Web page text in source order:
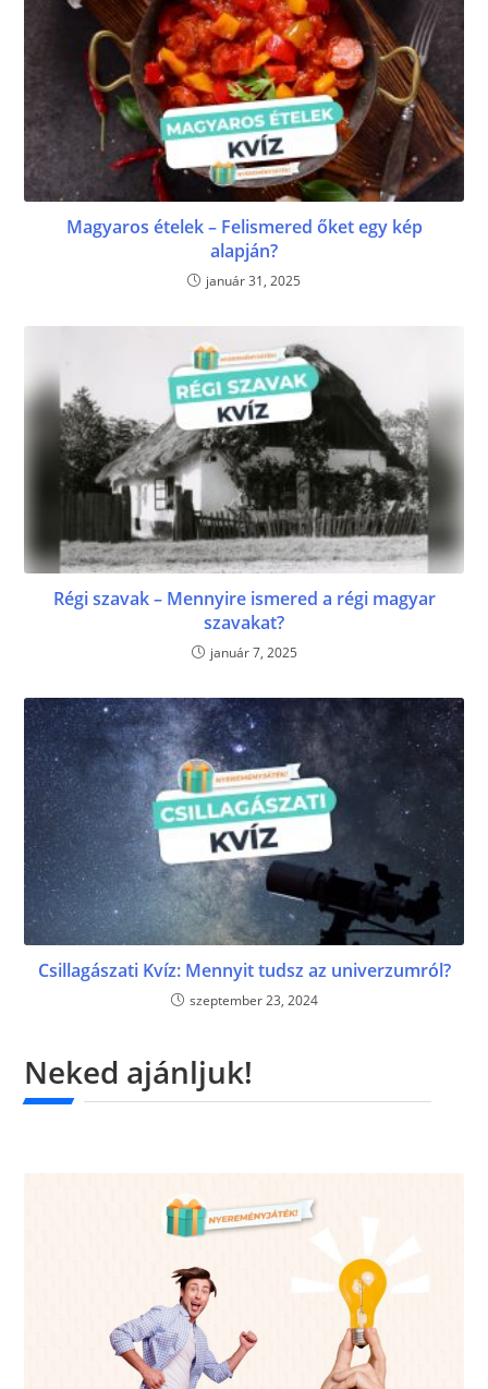
Magyaros ételek – Felismered őket egy kép
alapján?
január 31, 2025
Régi szavak – Mennyire ismered a régi magyar
szavakat?
január 7, 2025
Csillagászati Kvíz: Mennyit tudsz az univerzumról?
szeptember 23, 2024
Neked ajánljuk!